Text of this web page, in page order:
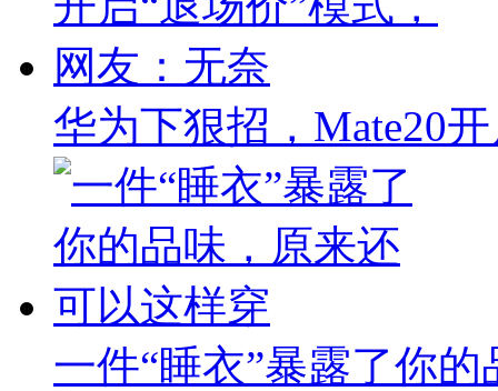
华为下狠招，Mate20
一件“睡衣”暴露了你